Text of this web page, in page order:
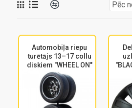
Automobiļa riepu
turētājs 13–17 collu
diskiem "WHEEL ON"